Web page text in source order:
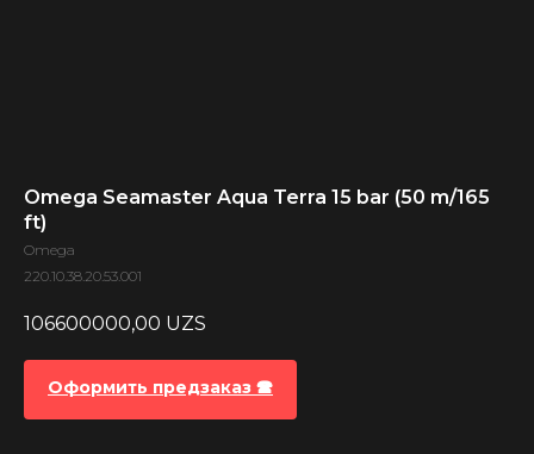
Omega Seamaster Aqua Terra 15 bar (50 m/165
ft)
Omega
220.10.38.20.53.001
106600000,00 UZS
Оформить предзаказ 🕿